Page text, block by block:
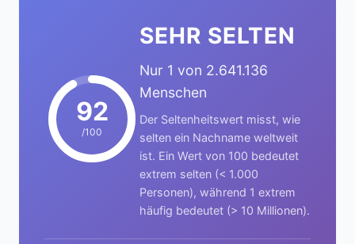
92
/100
SEHR SELTEN
Nur 1 von 2.641.136
Menschen
Der Seltenheitswert misst, wie
selten ein Nachname weltweit
ist. Ein Wert von 100 bedeutet
extrem selten (< 1.000
Personen), während 1 extrem
häufig bedeutet (> 10 Millionen).